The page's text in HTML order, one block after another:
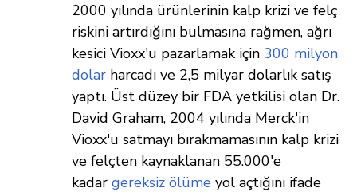
2000 yılında ürünlerinin kalp krizi ve felç
riskini artırdığını bulmasına rağmen, ağrı
kesici Vioxx'u pazarlamak için 300 milyon
dolar harcadı ve 2,5 milyar dolarlık satış
yaptı. Üst düzey bir FDA yetkilisi olan Dr.
David Graham, 2004 yılında Merck'in
Vioxx'u satmayı bırakmamasının kalp krizi
ve felçten kaynaklanan 55.000'e
kadar gereksiz ölüme yol açtığını ifade